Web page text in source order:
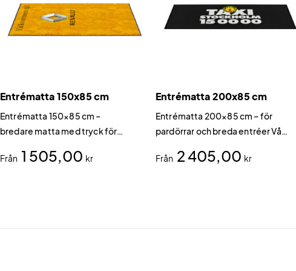
Entrématta 150x85 cm
Entrématta 150×85 cm –
bredare matta med tryck för
extra bredd jämfört med vår
Från 1 505,00 kr
Entrématta 200x85 cm
Entrématta 200×85 cm – för
pardörrar och breda entréer Vår
dimensionerad för pardörrar och
Från 2 405,00 kr